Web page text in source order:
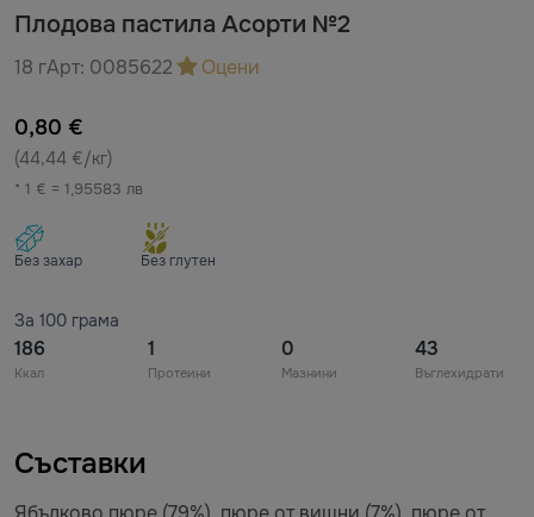
Плодова пастила Асорти №2
18 гАрт: 0085622 Оцени
0,80 €
(44,44 €/кг)
* 1 € = 1,95583 лв
Без захар Без глутен
За 100 грама
186
Ккал
1
Протеини
0
Мазнини
43
Въглехидрати
Съставки